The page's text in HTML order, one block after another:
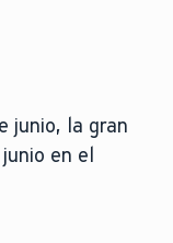
junio, la gran
en el